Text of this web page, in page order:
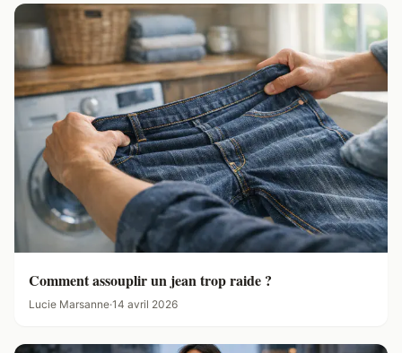
Comment assouplir un jean trop raide ?
Lucie Marsanne·14 avril 2026